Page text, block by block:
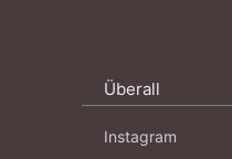
Überall
Instagram